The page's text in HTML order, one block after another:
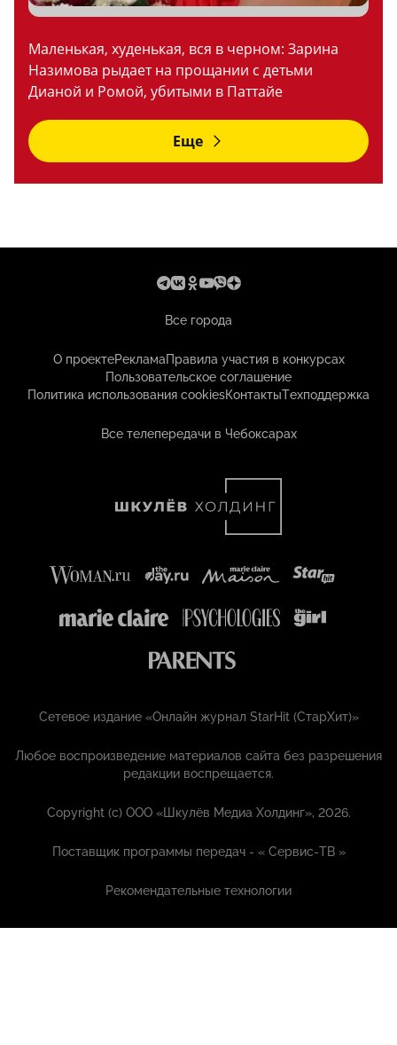
Маленькая, худенькая, вся в черном: Зарина
Назимова рыдает на прощании с детьми
Дианой и Ромой, убитыми в Паттайе
Еще
Все города
О проектеРекламаПравила участия в конкурсах
Пользовательское соглашение
Политика использования cookiesКонтактыТехподдержка
Все телепередачи в Чебоксарах
Сетевое издание «Онлайн журнал StarHit (СтарХит)»
Любое воспроизведение материалов сайта без разрешения
редакции воспрещается.
Copyright (с) ООО «Шкулёв Медиа Холдинг», 2026.
Поставщик программы передач - «Сервис-ТВ »
Рекомендательные технологии